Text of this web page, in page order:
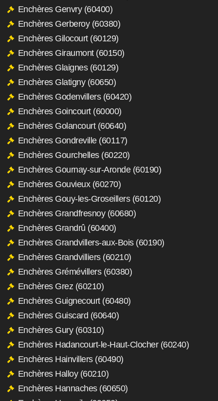
Enchères Genvry (60400)
Enchères Gerberoy (60380)
Enchères Gilocourt (60129)
Enchères Giraumont (60150)
Enchères Glaignes (60129)
Enchères Glatigny (60650)
Enchères Godenvillers (60420)
Enchères Goincourt (60000)
Enchères Golancourt (60640)
Enchères Gondreville (60117)
Enchères Gourchelles (60220)
Enchères Gournay-sur-Aronde (60190)
Enchères Gouvieux (60270)
Enchères Gouy-les-Groseillers (60120)
Enchères Grandfresnoy (60680)
Enchères Grandrû (60400)
Enchères Grandvillers-aux-Bois (60190)
Enchères Grandvilliers (60210)
Enchères Grémévillers (60380)
Enchères Grez (60210)
Enchères Guignecourt (60480)
Enchères Guiscard (60640)
Enchères Gury (60310)
Enchères Hadancourt-le-Haut-Clocher (60240)
Enchères Hainvillers (60490)
Enchères Halloy (60210)
Enchères Hannaches (60650)